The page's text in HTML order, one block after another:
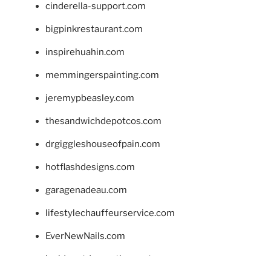
cinderella-support.com
bigpinkrestaurant.com
inspirehuahin.com
memmingerspainting.com
jeremypbeasley.com
thesandwichdepotcos.com
drgiggleshouseofpain.com
hotflashdesigns.com
garagenadeau.com
lifestylechauffeurservice.com
EverNewNails.com